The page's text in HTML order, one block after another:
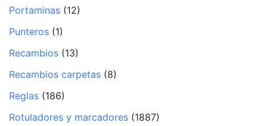
Portaminas (12)
Punteros (1)
Recambios (13)
Recambios carpetas (8)
Reglas (186)
Rotuladores y marcadores (1887)